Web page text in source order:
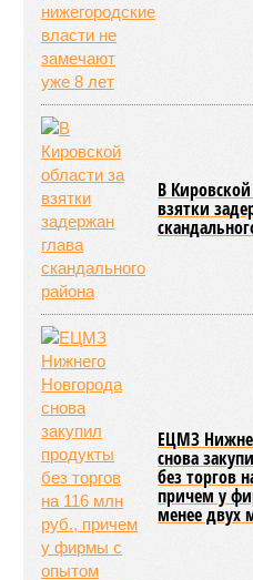
В
взятки
ЕЦМЗ
снова
без торгов
причем у
менее двух